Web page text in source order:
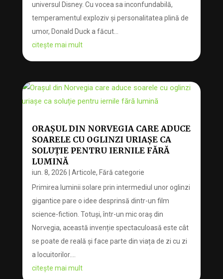
universul Disney. Cu vocea sa inconfundabilă,
temperamentul exploziv și personalitatea plină de
umor, Donald Duck a făcut...
citește mai mult
ORAȘUL DIN NORVEGIA CARE ADUCE
SOARELE CU OGLINZI URIAȘE CA
SOLUȚIE PENTRU IERNILE FĂRĂ
LUMINĂ
iun. 8, 2026 Articole, Fără categorie
Primirea luminii solare prin intermediul unor oglinzi
gigantice pare o idee desprinsă dintr-un film
science-fiction. Totuși, într-un mic oraș din
Norvegia, această invenție spectaculoasă este cât
se poate de reală și face parte din viața de zi cu zi
a locuitorilor....
citește mai mult